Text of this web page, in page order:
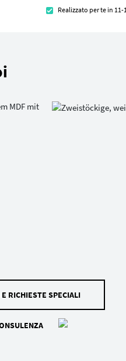
Realizzato per te in
RICHIESTE SPECIALI